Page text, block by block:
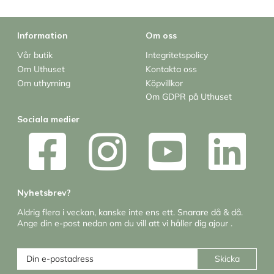
Information
Vår butik
Om Uthuset
Om uthyrning
Om oss
Integritetspolicy
Kontakta oss
Köpvillkor
Om GDPR på Uthuset
Sociala medier
Nyhetsbrev?
Aldrig flera i veckan, kanske inte ens ett. Snarare då & då.
Ange din e-post nedan om du vill att vi håller dig ajour .
Skicka